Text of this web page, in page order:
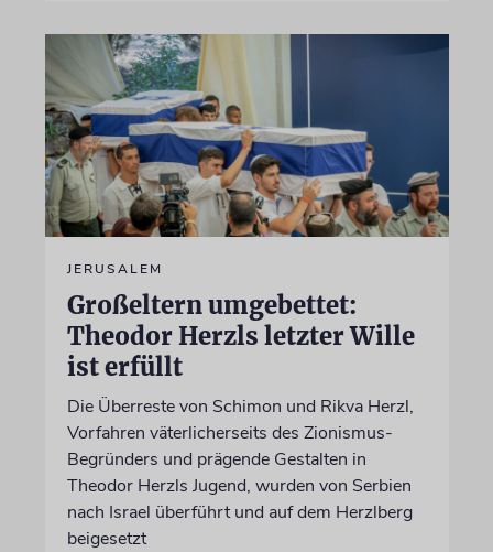
JERUSALEM
Großeltern umgebettet:
Theodor Herzls letzter Wille
ist erfüllt
Die Überreste von Schimon und Rikva Herzl,
Vorfahren väterlicherseits des Zionismus-
Begründers und prägende Gestalten in
Theodor Herzls Jugend, wurden von Serbien
nach Israel überführt und auf dem Herzlberg
beigesetzt